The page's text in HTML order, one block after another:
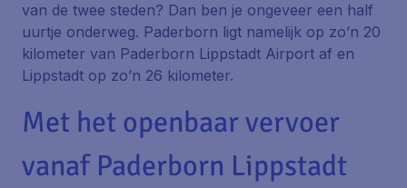
van de twee steden? Dan ben je ongeveer een half
uurtje onderweg. Paderborn ligt namelijk op zo’n 20
kilometer van Paderborn Lippstadt Airport af en
Lippstadt op zo’n 26 kilometer.
Met het openbaar vervoer
vanaf Paderborn Lippstadt